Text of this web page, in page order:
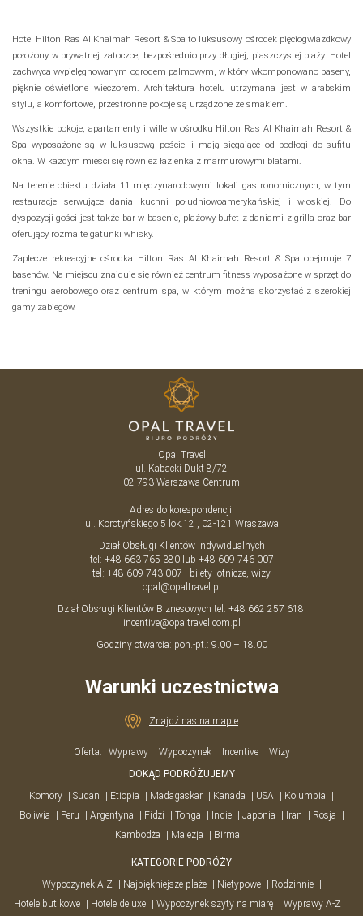
Hotel Hilton Ras Al Khaimah Resort & Spa to luksusowy ośrodek pięciogwiazdkowy
położony w prywatnej zatoczce, bezpośrednio przy długiej, piaszczystej plaży. Hotel
zachwyca wypielęgnowanym ogrodem palmowym, w który wkomponowano baseny,
pięknie oświetlone wieczorem. Architektura hotelu utrzymana jest w arabskim
stylu, a komfortowe, przestronne pokoje są urządzone ze smakiem.
Wszystkie pokoje, apartamenty i wille w ośrodku Hilton Ras Al Khaimah Resort &
Spa wyposażone są w luksusową pościel i mają sięgające od podłogi do sufitu
okna. W każdym mieści się również łazienka z marmurowymi blatami.
Na terenie obiektu działa 11 międzynarodowymi lokali gastronomicznych, w tym
restauracje serwujące dania kuchni południowoamerykańskiej i włoskiej. Do
dyspozycji gości jest także bar w basenie, plażowy bufet z daniami z grilla oraz bar
oferujący rozmaite gatunki whisky.
Zaplecze rekreacyjne ośrodka Hilton Ras Al Khaimah Resort & Spa obejmuje 7
basenów. Na miejscu znajduje się również centrum fitness wyposażone w sprzęt do
treningu aerobowego oraz centrum spa, w którym można skorzystać z szerokiej
gamy zabiegów.
Opal Travel
ul. Kabacki Dukt 8/72
02-793 Warszawa Centrum
Adres do korespondencji:
ul. Korotyńskiego 5 lok.12 , 02-121 Wraszawa
Dział Obsługi Klientów Indywidualnych
tel: +48 663 765 380lub +48 609 746 007
tel: +48 609 743 007 - bilety lotnicze, wizy
opal@opaltravel.pl
Dział Obsługi Klientów Biznesowych tel: +48 662 257 618
incentive@opaltravel.com.pl
Godziny otwarcia: pon.-pt.: 9.00 – 18.00
Warunki uczestnictwa
Znajdź nas na mapie
Oferta: Wyprawy Wypoczynek Incentive
Wizy
DOKĄD PODRÓŻUJEMY
Komory
Sudan Etiopia Madagaskar Kanada USA
Kolumbia
Boliwia
Peru Argentyna Fidżi Tonga Indie Japonia Iran
Rosja
Kambodża
Malezja Birma
KATEGORIE PODRÓŻY
Wypoczynek A-Z
Najpiękniejsze plaże Nietypowe
Rodzinnie
Hotele butikowe
Hotele deluxe Wypoczynek szyty na miarę Wyprawy A-Z